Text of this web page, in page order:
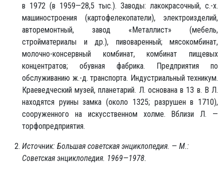
в 1972 (в 1959—28,5 тыс.). Заводы: лакокрасочный, с.-х.
машиностроения (картофелекопатели), электроизделий,
авторемонтный, завод «Металлист» (мебель,
стройматериалы и др.), пивоваренный; мясокомбинат,
молочно-консервный комбинат, комбинат пищевых
концентратов; обувная фабрика. Предприятия по
обслуживанию ж.-д. транспорта. Индустриальный техникум.
Краеведческий музей, планетарий. Л. основана в 13 в. В Л.
находятся руины замка (около 1325; разрушен в 1710),
сооруженного на искусственном холме. Вблизи Л. —
торфопредприятия.
Источник: Большая советская энциклопедия. — М.:
Советская энциклопедия. 1969—1978.